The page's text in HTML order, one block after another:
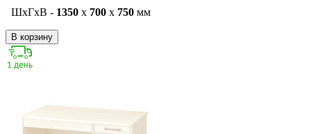
ШxГxВ - 1350 x 700 x 750 мм
В корзину